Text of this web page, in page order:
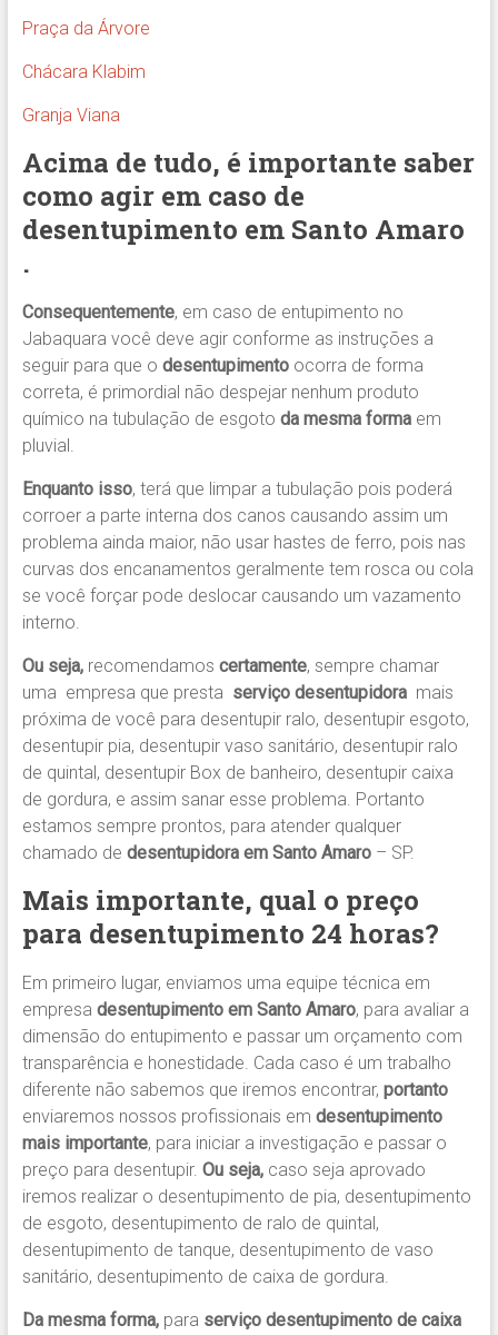
Praça da Árvore
Chácara Klabim
Granja Viana
Acima de tudo, é importante saber
como agir em caso de
desentupimento em Santo Amaro
.
Consequentemente, em caso de entupimento no
Jabaquara você deve agir conforme as instruções a
seguir para que o desentupimentoocorra de forma
correta, é primordial não despejar nenhum produto
químico na tubulação de esgoto da mesma formaem
pluvial.
Enquanto isso, terá que limpar a tubulação pois poderá
corroer a parte interna dos canos causando assim um
problema ainda maior, não usar hastes de ferro, pois nas
curvas dos encanamentos geralmente tem rosca ou cola
se você forçar pode deslocar causando um vazamento
interno.
Ou seja,recomendamos certamente, sempre chamar
uma empresa que presta serviço desentupidora mais
próxima de você para desentupir ralo, desentupir esgoto,
desentupir pia, desentupir vaso sanitário, desentupir ralo
de quintal, desentupir Box de banheiro, desentupir caixa
de gordura, e assim sanar esse problema. Portanto
estamos sempre prontos, para atender qualquer
chamado de desentupidora em Santo Amaro – SP.
Mais importante, qual o preço
para desentupimento 24 horas?
Em primeiro lugar, enviamos uma equipe técnica em
empresa desentupimento em Santo Amaro, para avaliar a
dimensão do entupimento e passar um orçamento com
transparência e honestidade. Cada caso é um trabalho
diferente não sabemos que iremos encontrar, portanto
enviaremos nossos profissionais em desentupimento
mais importante, para iniciar a investigação e passar o
preço para desentupir. Ou seja,caso seja aprovado
iremos realizar o desentupimento de pia, desentupimento
de esgoto, desentupimento de ralo de quintal,
desentupimento de tanque, desentupimento de vaso
sanitário, desentupimento de caixa de gordura.
Da mesma forma,para serviço desentupimento de caixa